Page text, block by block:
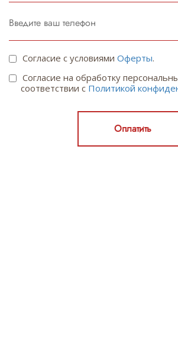
Согласие с условиями Оферты.
Согласие на обработку
соответствии с Политикой
Оплатить